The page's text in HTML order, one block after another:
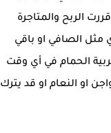
الربح والمتاجرة
مثل الصافي او باقي
الحمام في أي وقت
او النعام او قد يترك